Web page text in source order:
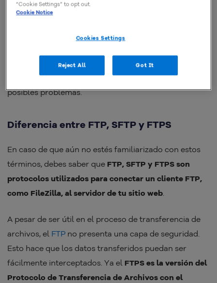
sistemas operativos y está disponible en varios
con una comunidad comprometida, en la que puedes
aclarar dudas y pedir ayuda para intentar resolver
posibles problemas.
Diferencia entre FTP, SFTP y FTPS
En caso de que aún no estés familiarizado con estos
términos, debes saber que FTP, SFTP y FTPS son
protocolos utilizados para conectar un cliente FTP,
como FileZilla, al servidor de tu sitio web.
A pesar de ser útil en el proceso de transferencia de
archivos, el FTP no presenta una capa de seguridad.
Esto hace que los datos transferidos puedan ser
fácilmente interceptados. Ya el FTPS es la versión del
Protocolo de Transferencia de Archivos con el
“Cookie Settings” to opt out.
Cookie Notice
Cookies Settings
Reject All Got It